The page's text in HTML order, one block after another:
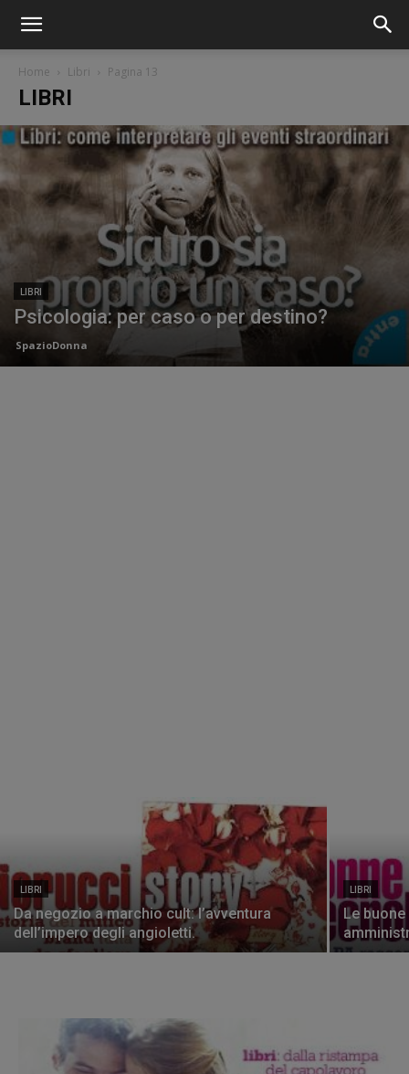
Home Libri Pagina 13
LIBRI
LIBRI
Psicologia: per caso o per destino?
SpazioDonna
LIBRI
Da negozio a marchio cult: l’avventura
dell’impero degli angioletti.
LIBRI
Le